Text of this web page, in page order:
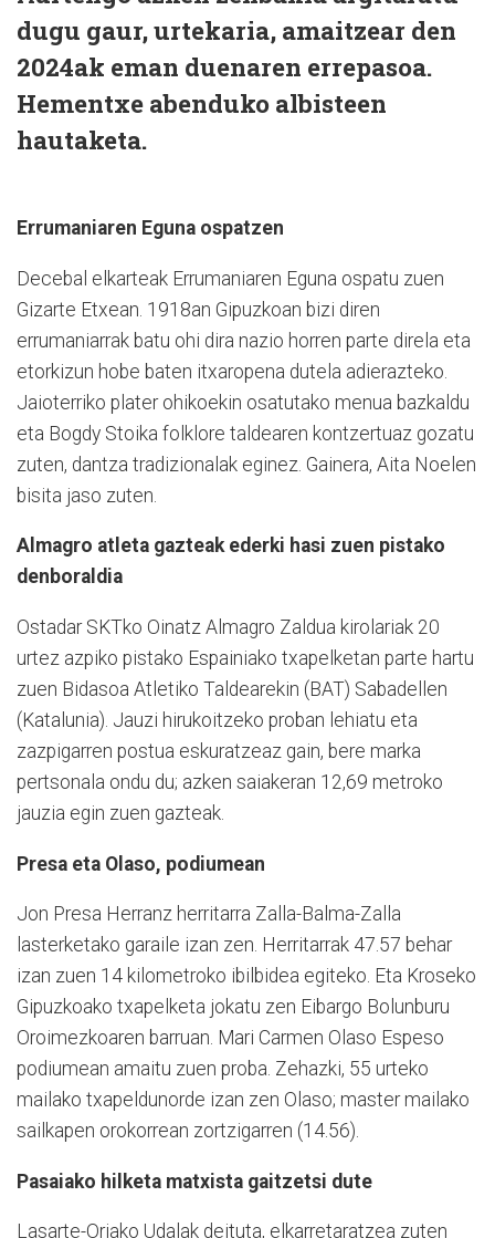
dugu gaur, urtekaria, amaitzear den
2024ak eman duenaren errepasoa.
Hementxe abenduko albisteen
hautaketa.
Errumaniaren Eguna ospatzen
Decebal elkarteak Errumaniaren Eguna ospatu zuen
Gizarte Etxean. 1918an Gipuzkoan bizi diren
errumaniarrak batu ohi dira nazio horren parte direla eta
etorkizun hobe baten itxaropena dutela adierazteko.
Jaioterriko plater ohikoekin osatutako menua bazkaldu
eta Bogdy Stoika folklore taldearen kontzertuaz gozatu
zuten, dantza tradizionalak eginez. Gainera, Aita Noelen
bisita jaso zuten.
Almagro atleta gazteak ederki hasi zuen pistako
denboraldia
Ostadar SKTko Oinatz Almagro Zaldua kirolariak 20
urtez azpiko pistako Espainiako txapelketan parte hartu
zuen Bidasoa Atletiko Taldearekin (BAT) Sabadellen
(Katalunia). Jauzi hirukoitzeko proban lehiatu eta
zazpigarren postua eskuratzeaz gain, bere marka
pertsonala ondu du; azken saiakeran 12,69 metroko
jauzia egin zuen gazteak.
Presa eta Olaso, podiumean
Jon Presa Herranz herritarra Zalla-Balma-Zalla
lasterketako garaile izan zen. Herritarrak 47.57 behar
izan zuen 14 kilometroko ibilbidea egiteko. Eta Kroseko
Gipuzkoako txapelketa jokatu zen Eibargo Bolunburu
Oroimezkoaren barruan. Mari Carmen Olaso Espeso
podiumean amaitu zuen proba. Zehazki, 55 urteko
mailako txapeldunorde izan zen Olaso; master mailako
sailkapen orokorrean zortzigarren (14.56).
Pasaiako hilketa matxista gaitzetsi dute
Lasarte-Oriako Udalak deituta, elkarretaratzea zuten